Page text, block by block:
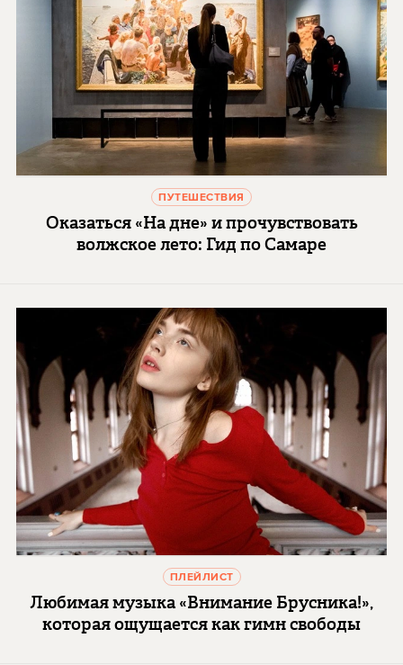
ПУТЕШЕСТВИЯ
Оказаться «На дне» и прочувствовать
волжское лето: Гид по Самаре
ПЛЕЙЛИСТ
Любимая музыка «Внимание Брусника!»,
которая ощущается как гимн свободы